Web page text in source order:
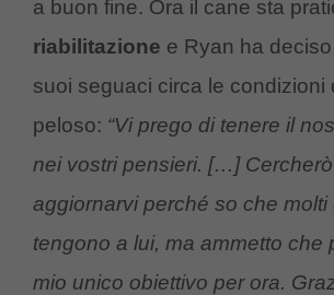
a buon fine. Ora il cane sta
riabilitazione e Ryan ha
suoi seguaci circa le condizioni
peloso: “Vi prego di tenere il
nei vostri pensieri. […]
aggiornarvi perché so che molti
tengono a lui, ma ammetto che
mio unico obiettivo per ora.